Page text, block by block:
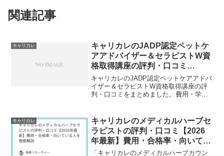
関連記事
キャリカレ
キャリカレのJADP認定ペットケ
アアドバイザー＆セラピストW資
格取得講座の評判・口コミ
【2026年最新】費用・合格率・
向いている人を徹底解説
キャリカレのJADP認定ペットケアアドバ
イザー＆セラピストW資格取得講座の評
判・口コミをまとめました。費用・学習
を学びたい方必見です。
キャリカレ
キャリカレのメディカルハーブセ
ラピストの評判・口コミ【2026
年最新】費用・合格率・向いてい
る人を徹底解説
「キャリカレのメディカルハーブカウン